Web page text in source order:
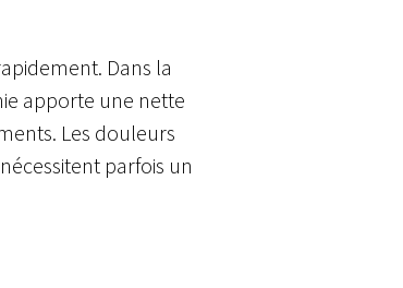
Dans la
apporte une nette
Les douleurs
parfois un